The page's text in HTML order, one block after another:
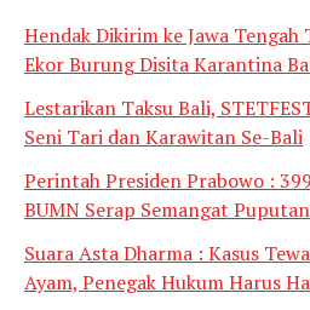
Hendak Dikirim ke Jawa
Ekor Burung Disita Karantina
Lestarikan Taksu Bali,
Seni Tari dan Karawitan Se-Bali
Perintah Presiden Prabowo :
BUMN Serap Semangat
Suara Asta Dharma : Kasus
Ayam, Penegak Hukum Harus